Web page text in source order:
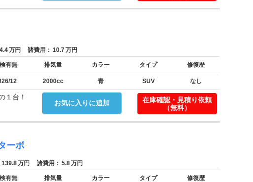
万円 諸費用： 10.7万円
有無 排気量 カラー タイプ 修復歴
12 2000cc 青 SUV なし
お気に入りに追加
１台！
在庫確認・見積り依頼
（無料）
ーボ
139.8万円 諸費用： 5.8万円
有無 排気量 カラー タイプ 修復歴